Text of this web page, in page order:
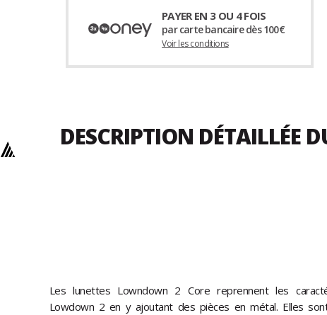
PAYER EN 3 OU 4 FOIS
par carte bancaire dès 100€
Voir les conditions
DESCRIPTION DÉTAILLÉE
Les lunettes Lowndown 2 Core reprennent les
Lowdown 2 en y ajoutant des pièces en métal. Elles